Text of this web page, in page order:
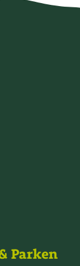
Parken